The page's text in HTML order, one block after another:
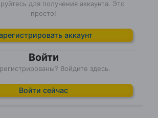
для получения аккаунта. Это
просто!
аккаунт
Войти
Войдите здесь.
Войти сейчас